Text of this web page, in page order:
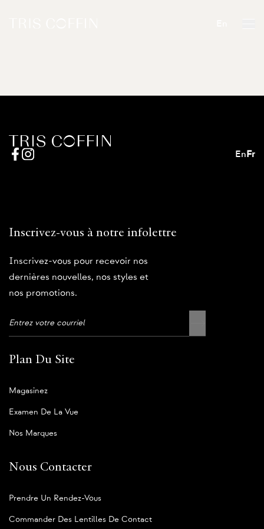
En Fr
Inscrivez-vous à notre infolettre
Inscrivez-vous pour recevoir nos
dernières nouvelles, nos styles et
nos promotions.
Plan Du Site
Magasinez
Examen De La Vue
Nos Marques
Nous Contacter
Prendre Un Rendez-Vous
Commander Des Lentilles De Contact